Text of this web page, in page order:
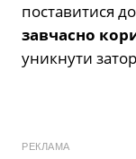
поставитися
завчасно
уникнути
РЕКЛАМА